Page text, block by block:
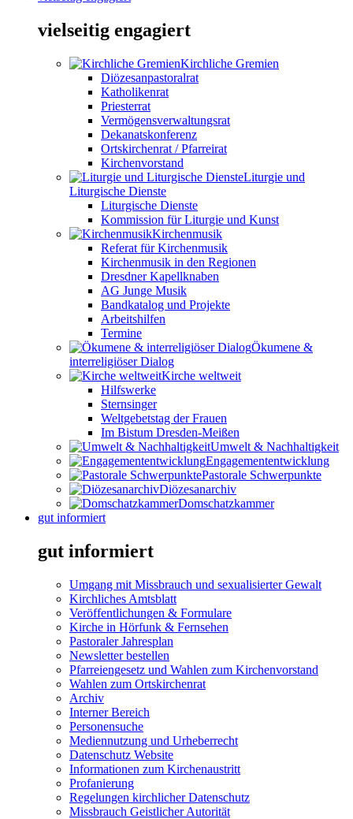
vielseitig engagiert
Kirchliche Gremien
Diözesanpastoralrat
Katholikenrat
Priesterrat
Vermögensverwaltungsrat
Dekanatskonferenz
Ortskirchenrat / Pfarreirat
Kirchenvorstand
Liturgie und
Liturgische Dienste
Liturgische Dienste
Kommission für Liturgie und Kunst
Kirchenmusik
Referat für Kirchenmusik
Kirchenmusik in den Regionen
Dresdner Kapellknaben
AG Junge Musik
Bandkatalog und Projekte
Arbeitshilfen
Termine
Ökumene &
interreligiöser Dialog
Kirche weltweit
Hilfswerke
Sternsinger
Weltgebetstag der Frauen
Im Bistum Dresden-Meißen
Umwelt & Nachhaltigkeit
Engagemententwicklung
Pastorale Schwerpunkte
Diözesanarchiv
Domschatzkammer
gut informiert
gut informiert
Umgang mit Missbrauch und sexualisierter Gewalt
Kirchliches Amtsblatt
Veröffentlichungen & Formulare
Kirche in Hörfunk & Fernsehen
Pastoraler Jahresplan
Newsletter bestellen
Pfarreiengesetz und Wahlen zum Kirchenvorstand
Wahlen zum Ortskirchenrat
Archiv
Interner Bereich
Personensuche
Mediennutzung und Urheberrecht
Datenschutz Website
Informationen zum Kirchenaustritt
Profanierung
Regelungen kirchlicher Datenschutz
Missbrauch Geistlicher Autorität